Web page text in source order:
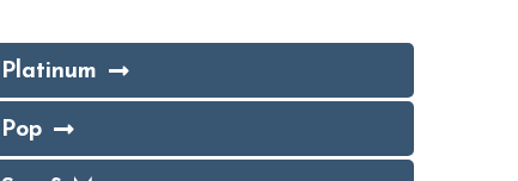
Platinum
Pop